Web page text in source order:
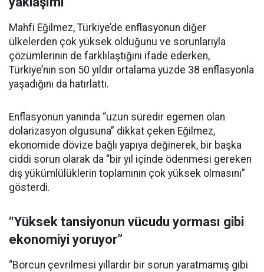
Mahfi Eğilmez, Türkiye’de enflasyonun diğer
ülkelerden çok yüksek olduğunu ve sorunlarıyla
çözümlerinin de farklılaştığını ifade ederken,
Türkiye’nin son 50 yıldır ortalama yüzde 38 enflasyonla
yaşadığını da hatırlattı.
Enflasyonun yanında “uzun süredir egemen olan
dolarizasyon olgusuna” dikkat çeken Eğilmez,
ekonomide dövize bağlı yapıya değinerek, bir başka
ciddi sorun olarak da “bir yıl içinde ödenmesi gereken
dış yükümlülüklerin toplamının çok yüksek olmasını”
gösterdi.
“Yüksek tansiyonun vücudu yorması gibi
ekonomiyi yoruyor”
“Borcun çevrilmesi yıllardır bir sorun yaratmamış gibi